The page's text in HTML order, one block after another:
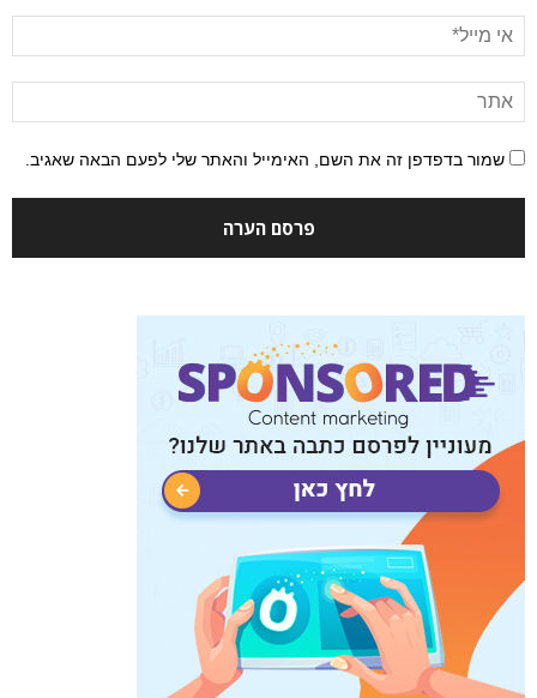
שמור בדפדפן זה את השם, האימייל והאתר שלי לפעם הבאה שאגיב.